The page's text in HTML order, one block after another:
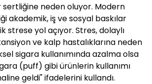
sertliğine neden oluyor. Modern
akademik, iş ve sosyal baskılar
strese yol açıyor. Stres, dolaylı
ve kalp hastalıklarına neden
sigara kullanımında azalma olsa
(puff) gibi ürünlerin kullanımı
geldi" ifadelerini kullandı.